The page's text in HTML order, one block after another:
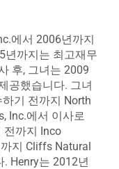
에서 2006년까지
년까지는 최고재무
후, 그녀는 2009
공했습니다. 그녀
기 전까지 North
Inc.에서 이사로
전까지 Inco
지 Cliffs Natural
. Henry는 2012년